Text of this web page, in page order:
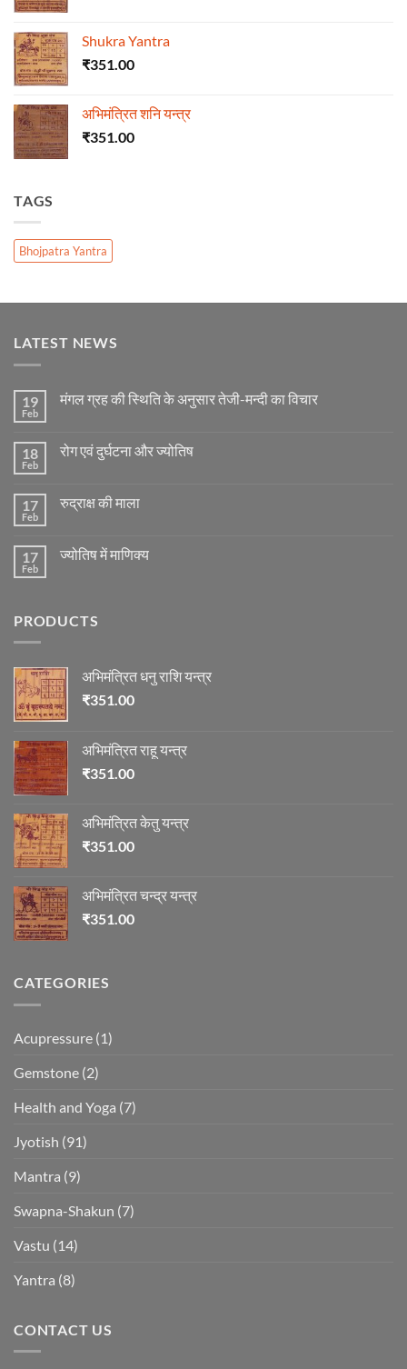
Shukra Yantra
₹351.00
अभिमंत्रित शनि यन्त्र
₹351.00
TAGS
Bhojpatra Yantra
LATEST NEWS
19
Feb
मंगल ग्रह की स्थिति के अनुसार तेजी-मन्दी का विचार
मंगल
के
अनुसार
विचार
18
Feb
रोग एवं दुर्घटना और ज्योतिष
रोग
ज्योतिष
17
Feb
रुद्राक्ष की माला
रुद्राक्ष
17
Feb
ज्योतिष में माणिक्य
में
PRODUCTS
अभिमंत्रित धनु राशि यन्त्र
₹351.00
अभिमंत्रित राहू यन्त्र
₹351.00
अभिमंत्रित केतु यन्त्र
₹351.00
अभिमंत्रित चन्द्र यन्त्र
₹351.00
CATEGORIES
Acupressure (1)
Gemstone (2)
Health and Yoga (7)
Jyotish (91)
Mantra (9)
Swapna-Shakun (7)
Vastu (14)
Yantra (8)
CONTACT US